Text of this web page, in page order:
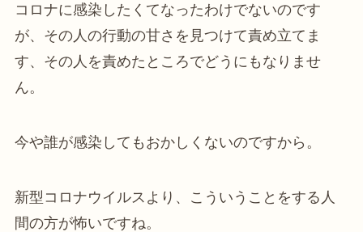
コロナに感染したくてなったわけでないのです
が、その人の行動の甘さを見つけて責め立てま
す、その人を責めたところでどうにもなりませ
ん。
今や誰が感染してもおかしくないのですから。
新型コロナウイルスより、こういうことをする人
間の方が怖いですね。